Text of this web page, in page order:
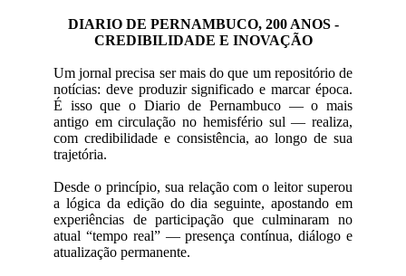
DIARIO DE PERNAMBUCO, 200 ANOS -
CREDIBILIDADE E INOVAÇÃO
Um jornal precisa ser mais do que um repositório de
notícias: deve produzir significado e marcar época.
É isso que o Diario de Pernambuco — o mais
antigo em circulação no hemisfério sul — realiza,
com credibilidade e consistência, ao longo de sua
trajetória.
Desde o princípio, sua relação com o leitor superou
a lógica da edição do dia seguinte, apostando em
experiências de participação que culminaram no
atual “tempo real” — presença contínua, diálogo e
atualização permanente.